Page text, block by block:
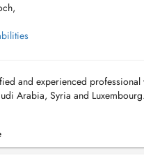
and experienced
Arabia, Syria and
Clinic : +35...